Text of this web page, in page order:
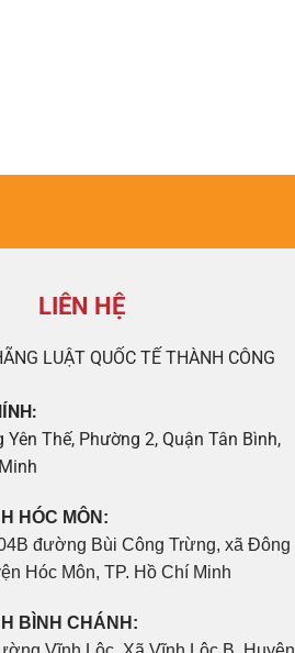
LIÊN HỆ
LUẬT QUỐC TẾ THÀNH CÔNG
Yên Thế, Phường 2, Quận Tân Bình,
HÓC MÔN:
đường Bùi Công Trừng, xã Đông
Hóc Môn, TP. Hồ Chí Minh
BÌNH CHÁNH: